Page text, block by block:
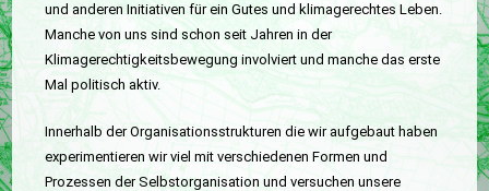
und anderen Initiativen für ein Gutes und klimagerechtes Leben.
Manche von uns sind schon seit Jahren in der
Klimagerechtigkeitsbewegung involviert und manche das erste
Mal politisch aktiv.
Innerhalb der Organisationsstrukturen die wir aufgebaut haben
experimentieren wir viel mit verschiedenen Formen und
Prozessen der Selbstorganisation und versuchen unsere